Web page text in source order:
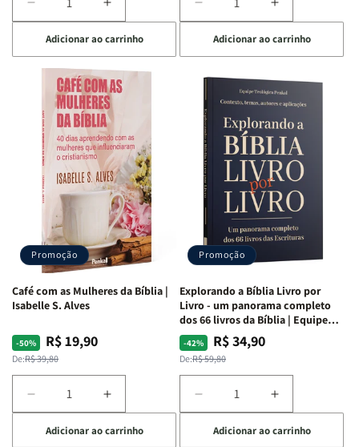
Diminuir
a
quantidade
de
Bíblia
para
Estudo
da
Mulher
NVA
Capa
Dura
|
Preta
Aumentar
a
quantidade
de
Bíblia
para
o
Estudo
da
Mulher
|
NVA
|
Capa
Dura
|
Adicionar ao carrinho
Diminuir
a
quantidade
de
Bíblia
o
Estudo
da
Mulher
NVA
Capa
Dura
|
Aumentar
a
quantidade
de
Bíblia
para
o
Estudo
Mulher
|
NVA
|
Capa
Dura
|
Adicionar ao carrinho
Promoção
Café com as Mulheres da Bíblia |
Isabelle S. Alves
-50%
Preço
normal
De:R$ 39,80
Preço
promocional
R$ 19,90
Diminuir
a
quantidade
Aumentar
a
quantidade
Adicionar ao carrinho
Promoção
Explorando a Bíblia Livro por
Livro - um panorama completo
dos 66 livros da Bíblia | Equipe
teológica Penkal
-42%
Preço
normal
De:R$ 59,80
Preço
promocional
R$ 34,90
Diminuir
a
quantidade
Aumentar
a
quantidade
Adicionar ao carrinho